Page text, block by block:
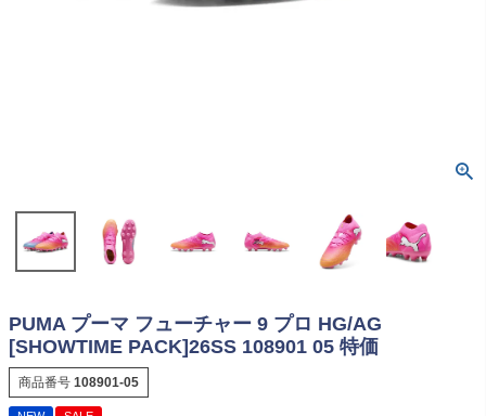
PUMA プーマ フューチャー 9 プロ HG/AG
[SHOWTIME PACK]26SS 108901 05 特価
商品番号 108901-05